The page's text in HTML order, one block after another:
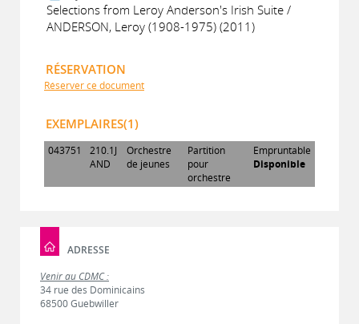
Selections from Leroy Anderson's Irish Suite /
ANDERSON, Leroy (1908-1975) (2011)
RÉSERVATION
Réserver ce document
EXEMPLAIRES(1)
043751
210.1J
AND
Orchestre
de jeunes
Partition
pour
orchestre
Empruntable
Disponible
ADRESSE
Venir au CDMC :
34 rue des Dominicains
68500 Guebwiller